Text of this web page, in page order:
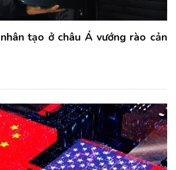
tạo ở châu Á vướng rào cản